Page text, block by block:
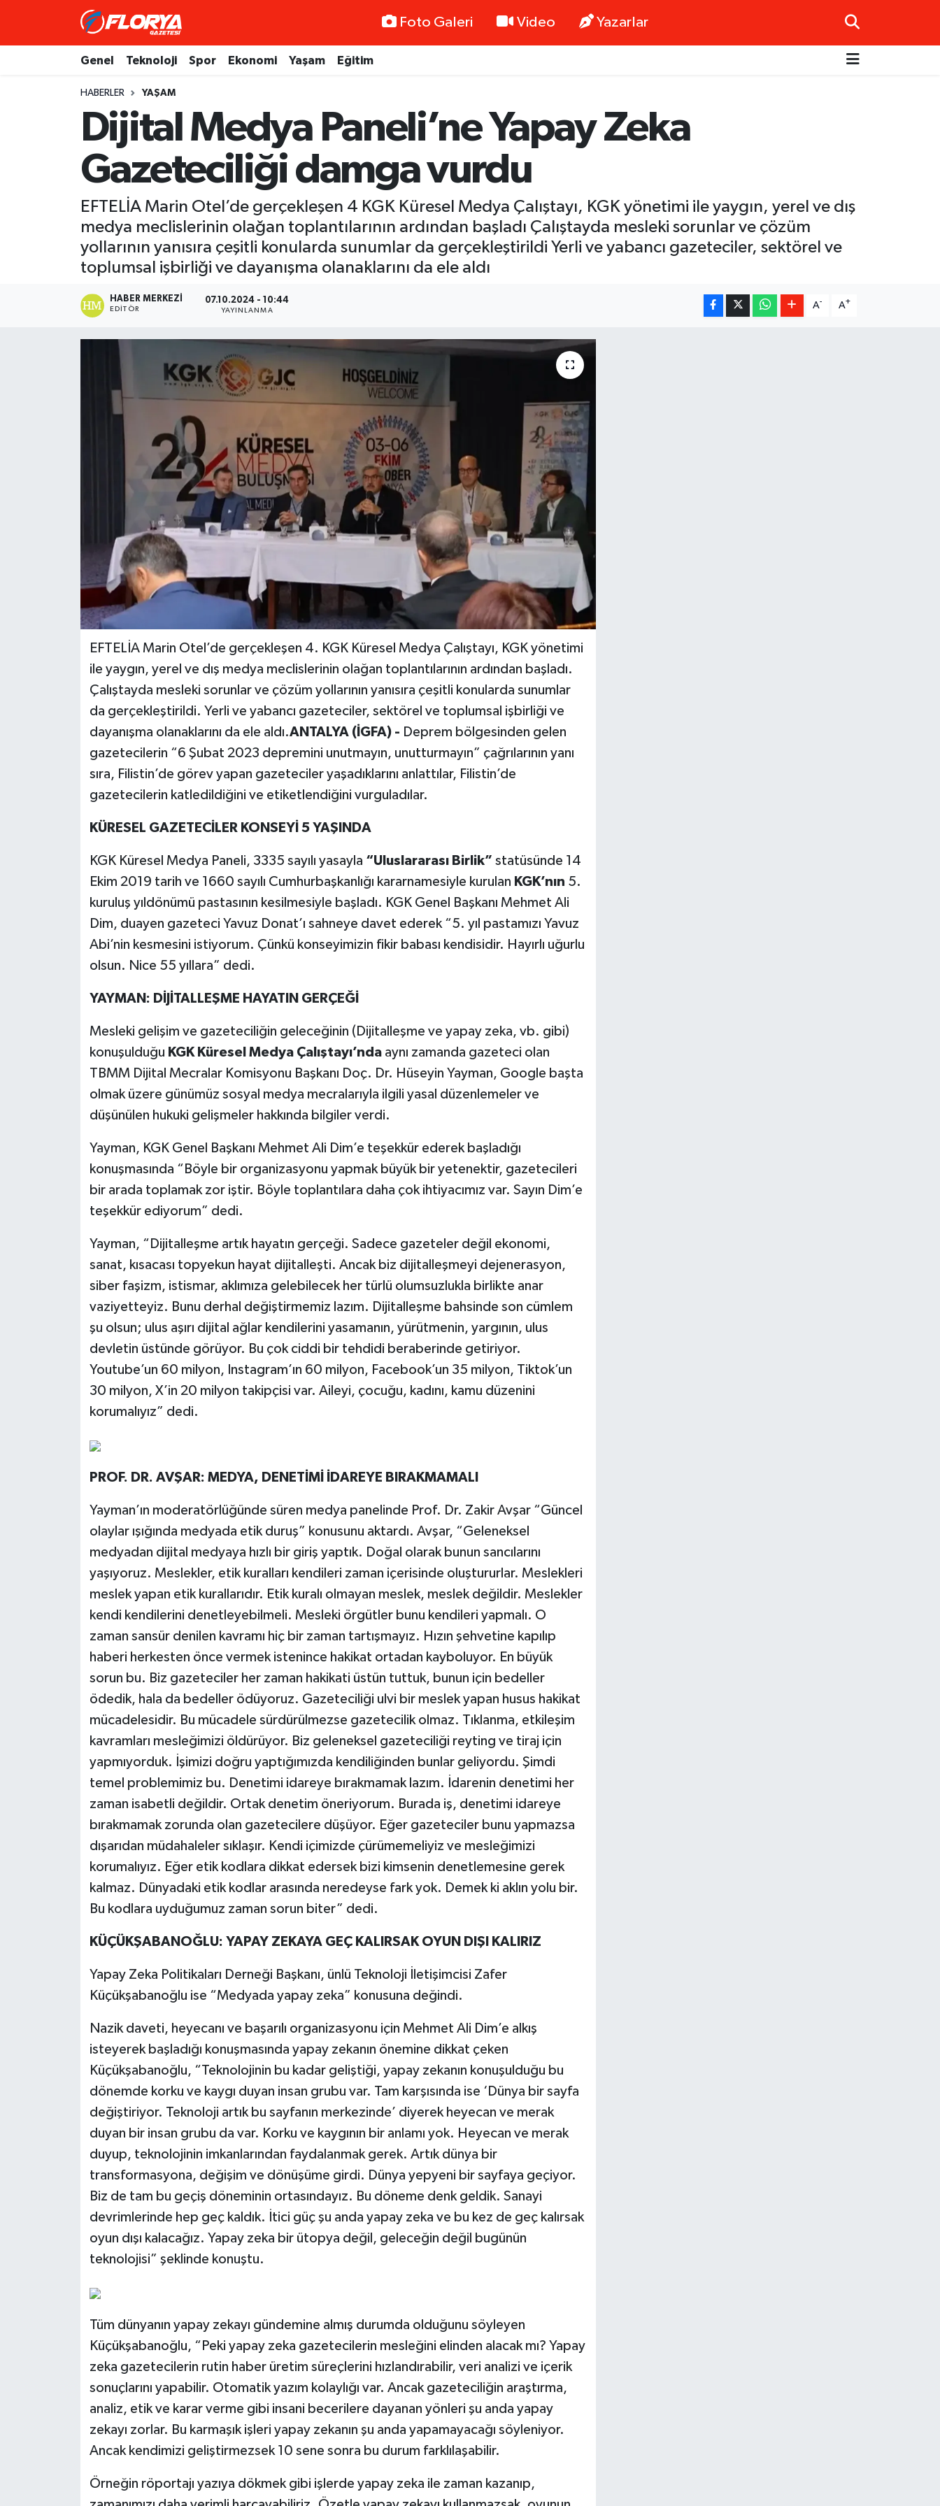
Foto Galeri Video Yazarlar
Genel Teknoloji Spor Ekonomi Yaşam Eğitim
HABERLER YAŞAM
Dijital Medya Paneli’ne Yapay Zeka
Gazeteciliği damga vurdu
EFTELİA Marin Otel’de gerçekleşen 4 KGK Küresel Medya Çalıştayı, KGK yönetimi ile yaygın, yerel ve dış
medya meclislerinin olağan toplantılarının ardından başladı Çalıştayda mesleki sorunlar ve çözüm
yollarının yanısıra çeşitli konularda sunumlar da gerçekleştirildi Yerli ve yabancı gazeteciler, sektörel ve
toplumsal işbirliği ve dayanışma olanaklarını da ele aldı
HABER MERKEZI
EDITÖR
07.10.2024 - 10:44
YAYINLANMA
A- A+
EFTELİA Marin Otel’de gerçekleşen 4. KGK Küresel Medya Çalıştayı, KGK yönetimi
ile yaygın, yerel ve dış medya meclislerinin olağan toplantılarının ardından başladı.
Çalıştayda mesleki sorunlar ve çözüm yollarının yanısıra çeşitli konularda sunumlar
da gerçekleştirildi. Yerli ve yabancı gazeteciler, sektörel ve toplumsal işbirliği ve
dayanışma olanaklarını da ele aldı.ANTALYA (İGFA) - Deprem bölgesinden gelen
gazetecilerin “6 Şubat 2023 depremini unutmayın, unutturmayın” çağrılarının yanı
sıra, Filistin’de görev yapan gazeteciler yaşadıklarını anlattılar, Filistin’de
gazetecilerin katledildiğini ve etiketlendiğini vurguladılar.
KÜRESEL GAZETECİLER KONSEYİ 5 YAŞINDA
KGK Küresel Medya Paneli, 3335 sayılı yasayla “Uluslararası Birlik” statüsünde 14
Ekim 2019 tarih ve 1660 sayılı Cumhurbaşkanlığı kararnamesiyle kurulan KGK’nın 5.
kuruluş yıldönümü pastasının kesilmesiyle başladı. KGK Genel Başkanı Mehmet Ali
Dim, duayen gazeteci Yavuz Donat’ı sahneye davet ederek “5. yıl pastamızı Yavuz
Abi’nin kesmesini istiyorum. Çünkü konseyimizin fikir babası kendisidir. Hayırlı uğurlu
olsun. Nice 55 yıllara” dedi.
YAYMAN: DİJİTALLEŞME HAYATIN GERÇEĞİ
Mesleki gelişim ve gazeteciliğin geleceğinin (Dijitalleşme ve yapay zeka, vb. gibi)
konuşulduğu KGK Küresel Medya Çalıştayı’ndaaynı zamanda gazeteci olan
TBMM Dijital Mecralar Komisyonu Başkanı Doç. Dr. Hüseyin Yayman, Google başta
olmak üzere günümüz sosyal medya mecralarıyla ilgili yasal düzenlemeler ve
düşünülen hukuki gelişmeler hakkında bilgiler verdi.
Yayman, KGK Genel Başkanı Mehmet Ali Dim’e teşekkür ederek başladığı
konuşmasında “Böyle bir organizasyonu yapmak büyük bir yetenektir, gazetecileri
bir arada toplamak zor iştir. Böyle toplantılara daha çok ihtiyacımız var. Sayın Dim’e
teşekkür ediyorum” dedi.
Yayman, “Dijitalleşme artık hayatın gerçeği. Sadece gazeteler değil ekonomi,
sanat, kısacası topyekun hayat dijitalleşti. Ancak biz dijitalleşmeyi dejenerasyon,
siber faşizm, istismar, aklımıza gelebilecek her türlü olumsuzlukla birlikte anar
vaziyetteyiz. Bunu derhal değiştirmemiz lazım. Dijitalleşme bahsinde son cümlem
şu olsun; ulus aşırı dijital ağlar kendilerini yasamanın, yürütmenin, yargının, ulus
devletin üstünde görüyor. Bu çok ciddi bir tehdidi beraberinde getiriyor.
Youtube’un 60 milyon, Instagram’ın 60 milyon, Facebook’un 35 milyon, Tiktok’un
30 milyon, X’in 20 milyon takipçisi var. Aileyi, çocuğu, kadını, kamu düzenini
korumalıyız” dedi.
PROF. DR. AVŞAR: MEDYA, DENETİMİ İDAREYE BIRAKMAMALI
Yayman’ın moderatörlüğünde süren medya panelinde Prof. Dr. Zakir Avşar “Güncel
olaylar ışığında medyada etik duruş” konusunu aktardı. Avşar, “Geleneksel
medyadan dijital medyaya hızlı bir giriş yaptık. Doğal olarak bunun sancılarını
yaşıyoruz. Meslekler, etik kuralları kendileri zaman içerisinde oluştururlar. Meslekleri
meslek yapan etik kurallarıdır. Etik kuralı olmayan meslek, meslek değildir. Meslekler
kendi kendilerini denetleyebilmeli. Mesleki örgütler bunu kendileri yapmalı. O
zaman sansür denilen kavramı hiç bir zaman tartışmayız. Hızın şehvetine kapılıp
haberi herkesten önce vermek istenince hakikat ortadan kayboluyor. En büyük
sorun bu. Biz gazeteciler her zaman hakikati üstün tuttuk, bunun için bedeller
ödedik, hala da bedeller ödüyoruz. Gazeteciliği ulvi bir meslek yapan husus hakikat
mücadelesidir. Bu mücadele sürdürülmezse gazetecilik olmaz. Tıklanma, etkileşim
kavramları mesleğimizi öldürüyor. Biz geleneksel gazeteciliği reyting ve tiraj için
yapmıyorduk. İşimizi doğru yaptığımızda kendiliğinden bunlar geliyordu. Şimdi
temel problemimiz bu. Denetimi idareye bırakmamak lazım. İdarenin denetimi her
zaman isabetli değildir. Ortak denetim öneriyorum. Burada iş, denetimi idareye
bırakmamak zorunda olan gazetecilere düşüyor. Eğer gazeteciler bunu yapmazsa
dışarıdan müdahaleler sıklaşır. Kendi içimizde çürümemeliyiz ve mesleğimizi
korumalıyız. Eğer etik kodlara dikkat edersek bizi kimsenin denetlemesine gerek
kalmaz. Dünyadaki etik kodlar arasında neredeyse fark yok. Demek ki aklın yolu bir.
Bu kodlara uyduğumuz zaman sorun biter” dedi.
KÜÇÜKŞABANOĞLU: YAPAY ZEKAYA GEÇ KALIRSAK OYUN DIŞI KALIRIZ
Yapay Zeka Politikaları Derneği Başkanı, ünlü Teknoloji İletişimcisi Zafer
Küçükşabanoğlu ise “Medyada yapay zeka” konusuna değindi.
Nazik daveti, heyecanı ve başarılı organizasyonu için Mehmet Ali Dim’e alkış
isteyerek başladığı konuşmasında yapay zekanın önemine dikkat çeken
Küçükşabanoğlu, “Teknolojinin bu kadar geliştiği, yapay zekanın konuşulduğu bu
dönemde korku ve kaygı duyan insan grubu var. Tam karşısında ise ‘Dünya bir sayfa
değiştiriyor. Teknoloji artık bu sayfanın merkezinde’ diyerek heyecan ve merak
duyan bir insan grubu da var. Korku ve kaygının bir anlamı yok. Heyecan ve merak
duyup, teknolojinin imkanlarından faydalanmak gerek. Artık dünya bir
transformasyona, değişim ve dönüşüme girdi. Dünya yepyeni bir sayfaya geçiyor.
Biz de tam bu geçiş döneminin ortasındayız. Bu döneme denk geldik. Sanayi
devrimlerinde hep geç kaldık. İtici güç şu anda yapay zeka ve bu kez de geç kalırsak
oyun dışı kalacağız. Yapay zeka bir ütopya değil, geleceğin değil bugünün
teknolojisi” şeklinde konuştu.
Tüm dünyanın yapay zekayı gündemine almış durumda olduğunu söyleyen
Küçükşabanoğlu, “Peki yapay zeka gazetecilerin mesleğini elinden alacak mı? Yapay
zeka gazetecilerin rutin haber üretim süreçlerini hızlandırabilir, veri analizi ve içerik
sonuçlarını yapabilir. Otomatik yazım kolaylığı var. Ancak gazeteciliğin araştırma,
analiz, etik ve karar verme gibi insani becerilere dayanan yönleri şu anda yapay
zekayı zorlar. Bu karmaşık işleri yapay zekanın şu anda yapamayacağı söyleniyor.
Ancak kendimizi geliştirmezsek 10 sene sonra bu durum farklılaşabilir.
Örneğin röportajı yazıya dökmek gibi işlerde yapay zeka ile zaman kazanıp,
Trafik Durumu
Süper Lig Puan Durumu ve Fikstür
Tüm Manşetler
Son Dakika Haberleri
Haber Arşivi